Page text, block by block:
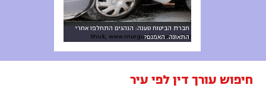
חברת הביטוח טענה: הנהגים התחלפו אחרי
התאונה. האמנם?
צילום: Shick, www.morguefile.com
חיפוש עורך דין לפי עיר